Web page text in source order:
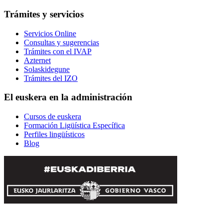
Trámites y servicios
Servicios Online
Consultas y sugerencias
Trámites con el IVAP
Azternet
Solaskidegune
Trámites del IZO
El euskera en la administración
Cursos de euskera
Formación Ligüística Específica
Perfiles lingüísticos
Blog